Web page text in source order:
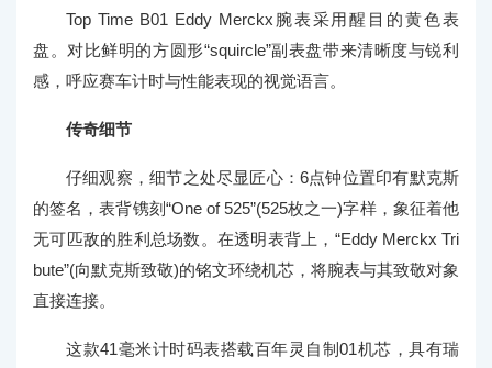
Top Time B01 Eddy Merckx腕表采用醒目的黄色表
盘。对比鲜明的方圆形“squircle”副表盘带来清晰度与锐利
感，呼应赛车计时与性能表现的视觉语言。
传奇细节
仔细观察，细节之处尽显匠心：6点钟位置印有默克斯
的签名，表背镌刻“One of 525”(525枚之一)字样，象征着他
无可匹敌的胜利总场数。在透明表背上，“Eddy Merckx Tri
bute”(向默克斯致敬)的铭文环绕机芯，将腕表与其致敬对象
直接连接。
这款41毫米计时码表搭载百年灵自制01机芯，具有瑞